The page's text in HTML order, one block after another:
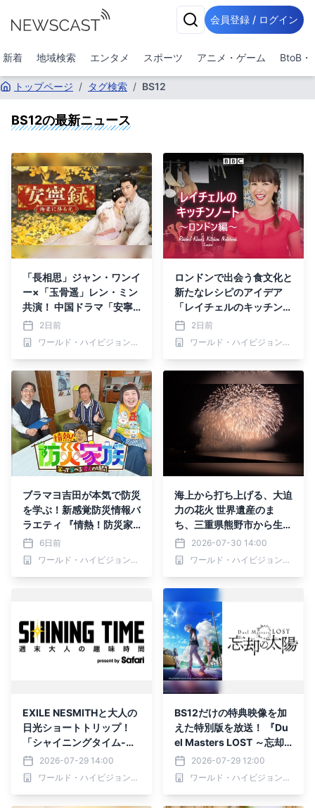
会員登録 / ログイン
新着 地域検索 エンタメ スポーツ アニメ・ゲーム BtoB・
トップページ / タグ検索 / BS12
BS12の最新ニュース
「長相思」ジャン・ワンイ
ー×「玉骨遥」レン・ミン
共演！ 中国ドラマ「安寧
録～海棠に降る光～」 8月
10日（月）夕方4時～ B
S12 トゥエルビで放送スタ
2日前
ワールド・ハイビジョン・チャンネル株式会社
ロンドンで出会う食文化と
新たなレシピのアイデア
「レイチェルのキッチンノ
ート ～ロンドン編～」 8
月10日（月）よる7時～B
S12 トゥエルビで放送開始
2日前
ワールド・ハイビジョン・チャンネル株式会社
ブラマヨ吉田が本気で防災
を学ぶ！新感覚防災情報バ
ラエティ 『情熱！防災家
族 ～笑って学べる「備
え」の時間～』 8月2日
（日）夕方6時30分～BS1
6日前
ワールド・ハイビジョン・チャンネル株式会社
海上から打ち上げる、大迫
力の花火 世界遺産のま
ち、三重県熊野市から生中
継！ 「2026熊野大花火大
会 生中継」8月17日（月）
よる7時～BS12で放送
2026-07-30 14:00
ワールド・ハイビジョン・チャンネル株式会社
EXILE NESMITHと大人の
日光ショートトリップ！
「シャイニングタイム-週
末 大人の趣味時間-」 7月
30日（木）夕方6時30分
～ BS12 トゥエルビで全国
2026-07-29 14:00
ワールド・ハイビジョン・チャンネル株式会社
BS12だけの特典映像を加
えた特別版を放送！ 『Du
el Masters LOST ～忘却
の太陽～』 9月2日（水）
深夜2時～スタート 全国
無料放送BS12 トゥエルビ
2026-07-29 12:00
ワールド・ハイビジョン・チャンネル株式会社